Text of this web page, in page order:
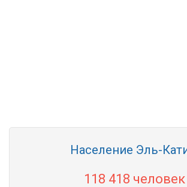
Население Эль-
118 418 человек